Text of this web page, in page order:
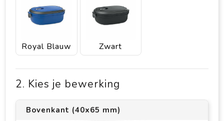
Royal Blauw Zwart
2. Kies je bewerking
Bovenkant (40x65 mm)